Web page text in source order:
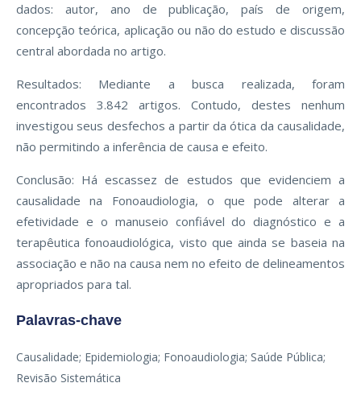
dados: autor, ano de publicação, país de origem,
concepção teórica, aplicação ou não do estudo e discussão
central abordada no artigo.
Resultados: Mediante a busca realizada, foram
encontrados 3.842 artigos. Contudo, destes nenhum
investigou seus desfechos a partir da ótica da causalidade,
não permitindo a inferência de causa e efeito.
Conclusão: Há escassez de estudos que evidenciem a
causalidade na Fonoaudiologia, o que pode alterar a
efetividade e o manuseio confiável do diagnóstico e a
terapêutica fonoaudiológica, visto que ainda se baseia na
associação e não na causa nem no efeito de delineamentos
apropriados para tal.
Palavras-chave
Causalidade; Epidemiologia; Fonoaudiologia; Saúde Pública;
Revisão Sistemática